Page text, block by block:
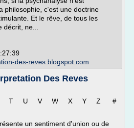
philosophie, c'est une doctrine
Et le rêve, de tous les
ne...
des-reves.blogspot.com
Des Reves
T U V W X Y Z #
un sentiment d'union ou de